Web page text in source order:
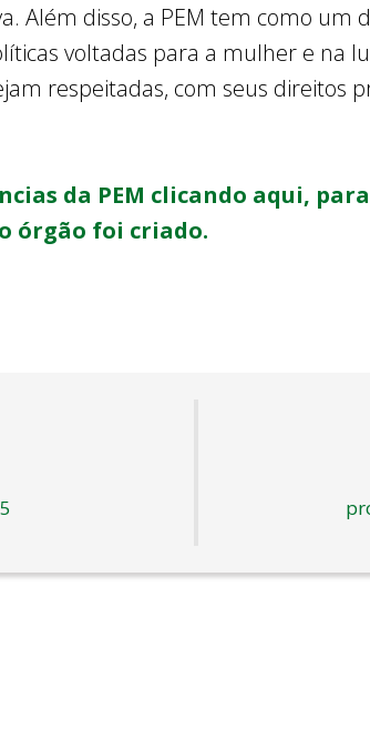
Além disso, a PEM tem como um
voltadas para a mulher e na
respeitadas, com seus direitos
da PEM clicando aqui,
órgão foi criado.